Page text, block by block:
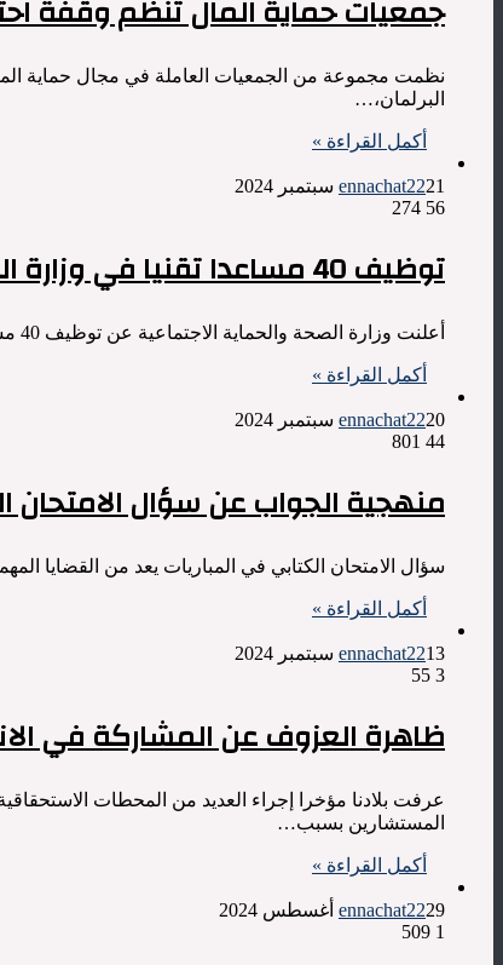
جمعيات حماية المال تنظم وقفة
البرلمان،…
أكمل القراءة »
ennachat2221 سبتمبر 2024
56
توظيف 40 مساعدا تقنيا في وزارة الصحة
أعلنت وزارة الصحة والحماية الاجتماعية عن توظيف 40 مساعدا تقنيا من الدرجة الثانية. آخر آجل للتسجيل هو 7 أكتوبر 2024،…
أكمل القراءة »
ennachat2220 سبتمبر 2024
44
منهجية الجواب عن سؤال الامتحان
سؤال الامتحان الكتابي في المباريات يعد من القضايا
أكمل القراءة »
ennachat2213 سبتمبر 2024
3
ظاهرة العزوف عن المشاركة في
عرفت بلادنا مؤخرا إجراء العديد من المحطات
المستشارين بسبب…
أكمل القراءة »
ennachat2229 أغسطس 2024
1